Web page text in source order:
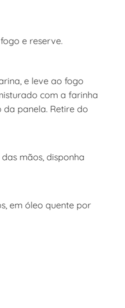
e reserve.
e leve ao fogo
com a farinha
panela. Retire do
mãos, disponha
em óleo quente por